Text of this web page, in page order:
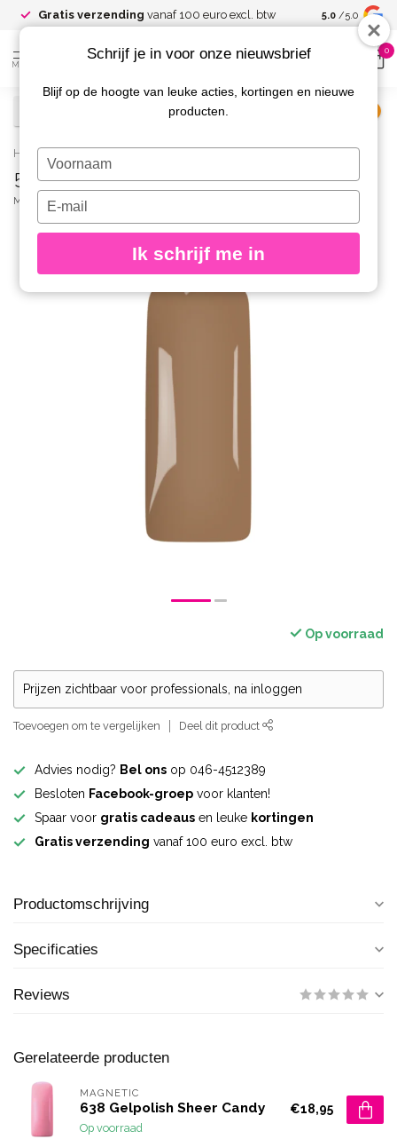
Gratis verzending vanaf 100 euro excl. btw 5.0 /5.0
MENU
0
Home / 571 Gelpolish Foundation
571 Gelpolish Foundation
MAGNETIC
Op voorraad
Prijzen zichtbaar voor professionals, na inloggen
Toevoegen om te vergelijken Deel dit product
Advies nodig? Bel ons op 046-4512389
Besloten Facebook-groep voor klanten!
Spaar voor gratis cadeaus en leuke kortingen
Gratis verzending vanaf 100 euro excl. btw
Productomschrijving
Specificaties
Reviews
Gerelateerde producten
MAGNETIC
638 Gelpolish Sheer Candy
Op voorraad
€18,95
Schrijf je in voor onze nieuwsbrief
Blijf op de hoogte van leuke acties, kortingen en nieuwe
producten.
Typ
je
naam
Typ
je
e-
in
Ik schrijf me in